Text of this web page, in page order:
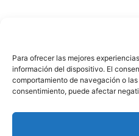
Para ofrecer las mejores
información del dispositivo. El
comportamiento de navegación o
consentimiento, puede afectar